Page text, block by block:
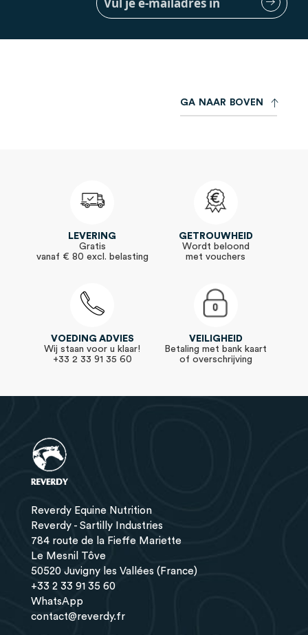
je
aan
GA NAAR BOV E N
LEVERING
Gratis
vanaf € 80 excl. belasting
GETROUWHEID
Wordt beloond
met vouchers
VOEDING ADVIES
Wij staan voor u klaar!
+33 2 33 91 35 60
VEILIGHEID
Betaling met bank kaart
of overschrijving
Reverdy Equine Nutrition
Reverdy - Sartilly Industries
784 route de la Fieffe Mariette
Le Mesnil Tôve
50520 Juvigny les Vallées (France)
+33 2 33 91 35 60
WhatsApp
contact@reverdy.fr